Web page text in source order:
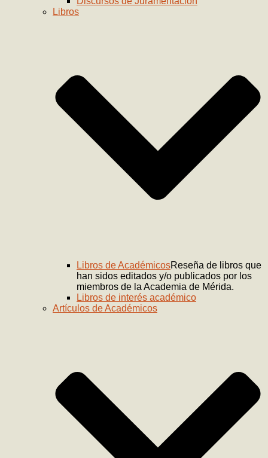
Libros
Libros de AcadémicosReseña de libros que
han sidos editados y/o publicados por los
miembros de la Academia de Mérida.
Libros de interés académico
Artículos de Académicos